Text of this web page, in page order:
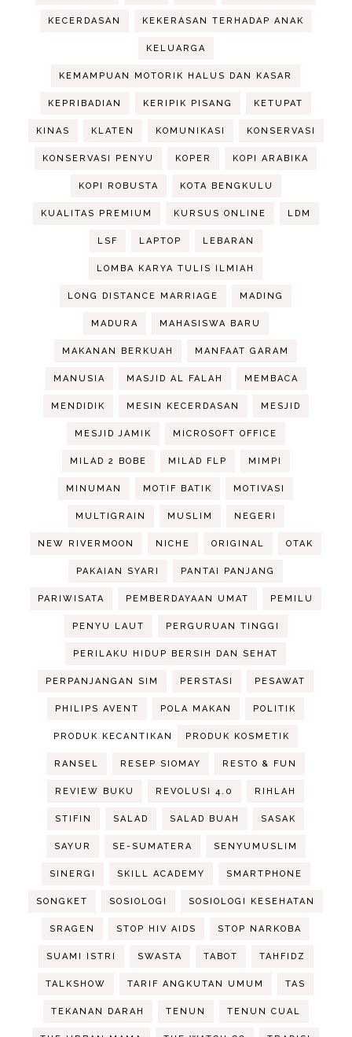
KECERDASAN KEKERASAN TERHADAP ANAK
KELUARGA
KEMAMPUAN MOTORIK HALUS DAN KASAR
KEPRIBADIAN KERIPIK PISANG KETUPAT
KINAS KLATEN KOMUNIKASI KONSERVASI
KONSERVASI PENYU KOPER KOPI ARABIKA
KOPI ROBUSTA KOTA BENGKULU
KUALITAS PREMIUM KURSUS ONLINE LDM
LSF LAPTOP LEBARAN
LOMBA KARYA TULIS ILMIAH
LONG DISTANCE MARRIAGE MADING
MADURA MAHASISWA BARU
MAKANAN BERKUAH MANFAAT GARAM
MANUSIA MASJID AL FALAH MEMBACA
MENDIDIK MESIN KECERDASAN MESJID
MESJID JAMIK MICROSOFT OFFICE
MILAD 2 BOBE MILAD FLP MIMPI
MINUMAN MOTIF BATIK MOTIVASI
MULTIGRAIN MUSLIM NEGERI
NEW RIVERMOON NICHE ORIGINAL OTAK
PAKAIAN SYARI PANTAI PANJANG
PARIWISATA PEMBERDAYAAN UMAT PEMILU
PENYU LAUT PERGURUAN TINGGI
PERILAKU HIDUP BERSIH DAN SEHAT
PERPANJANGAN SIM PERSTASI PESAWAT
PHILIPS AVENT POLA MAKAN POLITIK
PRODUK KECANTIKAN PRODUK KOSMETIK
RANSEL RESEP SIOMAY RESTO & FUN
REVIEW BUKU REVOLUSI 4.0 RIHLAH
STIFIN SALAD SALAD BUAH SASAK
SAYUR SE-SUMATERA SENYUMUSLIM
SINERGI SKILL ACADEMY SMARTPHONE
SONGKET SOSIOLOGI SOSIOLOGI KESEHATAN
SRAGEN STOP HIV AIDS STOP NARKOBA
SUAMI ISTRI SWASTA TABOT TAHFIDZ
TALKSHOW TARIF ANGKUTAN UMUM TAS
TEKANAN DARAH TENUN TENUN CUAL